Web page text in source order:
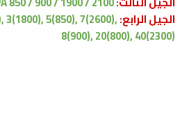
الجيل الرابع:3(1800), 5(850), 7(2600),
8(900), 20(800), 40(2300)